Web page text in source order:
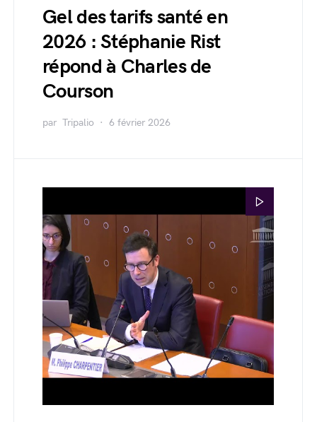
Gel des tarifs santé en
2026 : Stéphanie Rist
répond à Charles de
Courson
par Tripalio 6 février 2026